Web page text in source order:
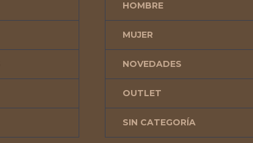
HOMBRE
MUJER
NOVEDADES
OUTLET
SIN CATEGORÍA